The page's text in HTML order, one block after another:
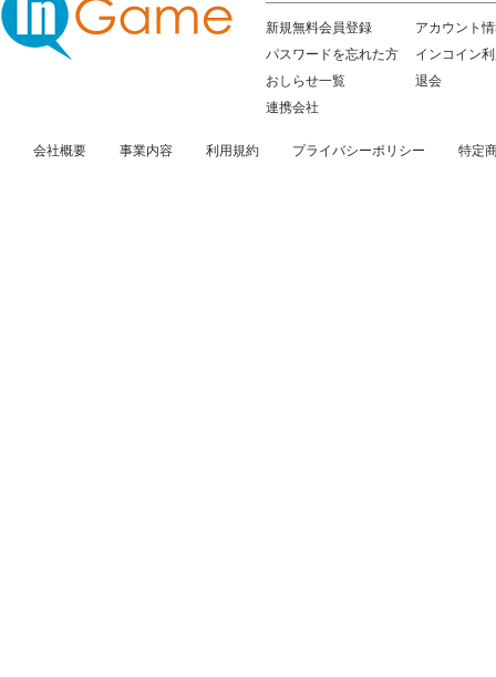
新規無料会員登録
パスワードを忘れた方
おしらせ一覧
連携会社
アカウント
インコイン
退会
会社概要 事業内容 利用規約 プライバシーポリシー 特定